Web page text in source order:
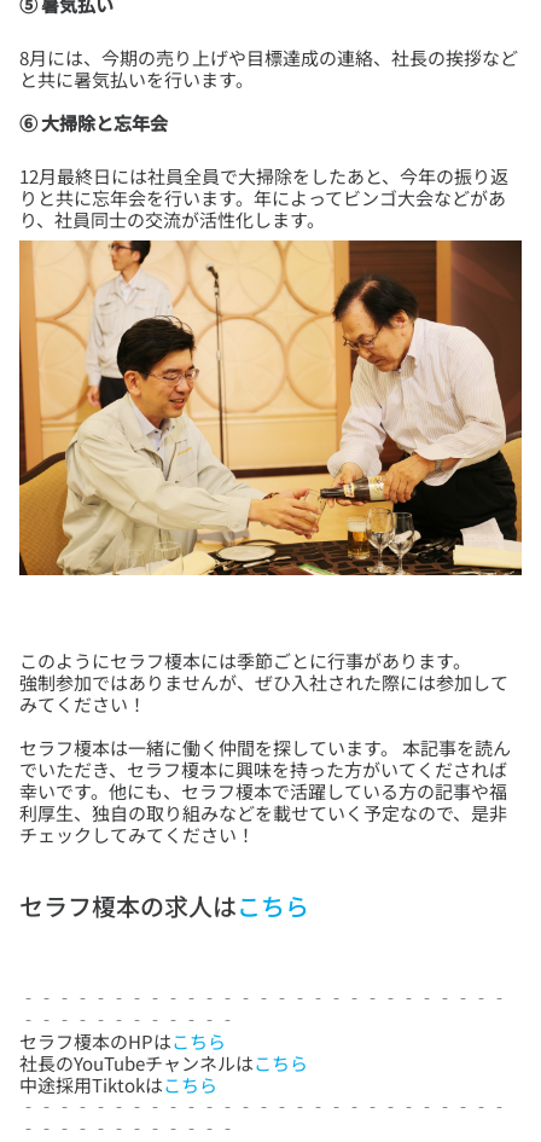
8月には、今期の売り上げや目標達成の連絡、社長の挨拶など
⑥ 大掃除と忘年会
12月最終日には社員全員で大掃除をしたあと、今年の振り返
りと共に忘年会を行います。年によってビンゴ大会などがあ
このようにセラフ榎本には季節ごとに行事があります。
強制参加ではありませんが、ぜひ入社された際には参加して
セラフ榎本は一緒に働く仲間を探しています。 本記事を読ん
でいただき、セラフ榎本に興味を持った方がいてくだされば
幸いです。他にも、セラフ榎本で活躍している方の記事や福
利厚生、独自の取り組みなどを載せていく予定なので、是非
セラフ榎本の求人はこちら
‐‐‐‐‐‐‐‐‐‐‐‐‐‐‐‐‐‐‐‐‐‐‐‐‐‐‐
‐‐‐‐‐‐‐‐‐‐‐‐
セラフ榎本のHPはこちら
社長のYouTubeチャンネルはこちら
中途採用Tiktokはこちら
‐‐‐‐‐‐‐‐‐‐‐‐‐‐‐‐‐‐‐‐‐‐‐‐‐‐‐
‐‐‐‐‐‐‐‐‐‐‐‐